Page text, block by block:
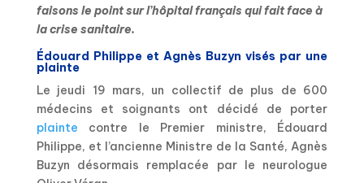
faisons le point sur l’hôpital français qui fait face à
la crise sanitaire.
Édouard Philippe et Agnès Buzyn visés par une
plainte
Le jeudi 19 mars, un collectif de plus de 600
médecins et soignants ont décidé de porter
plainte contre le Premier ministre, Édouard
Philippe, et l’ancienne Ministre de la Santé, Agnès
Buzyn désormais remplacée par le neurologue